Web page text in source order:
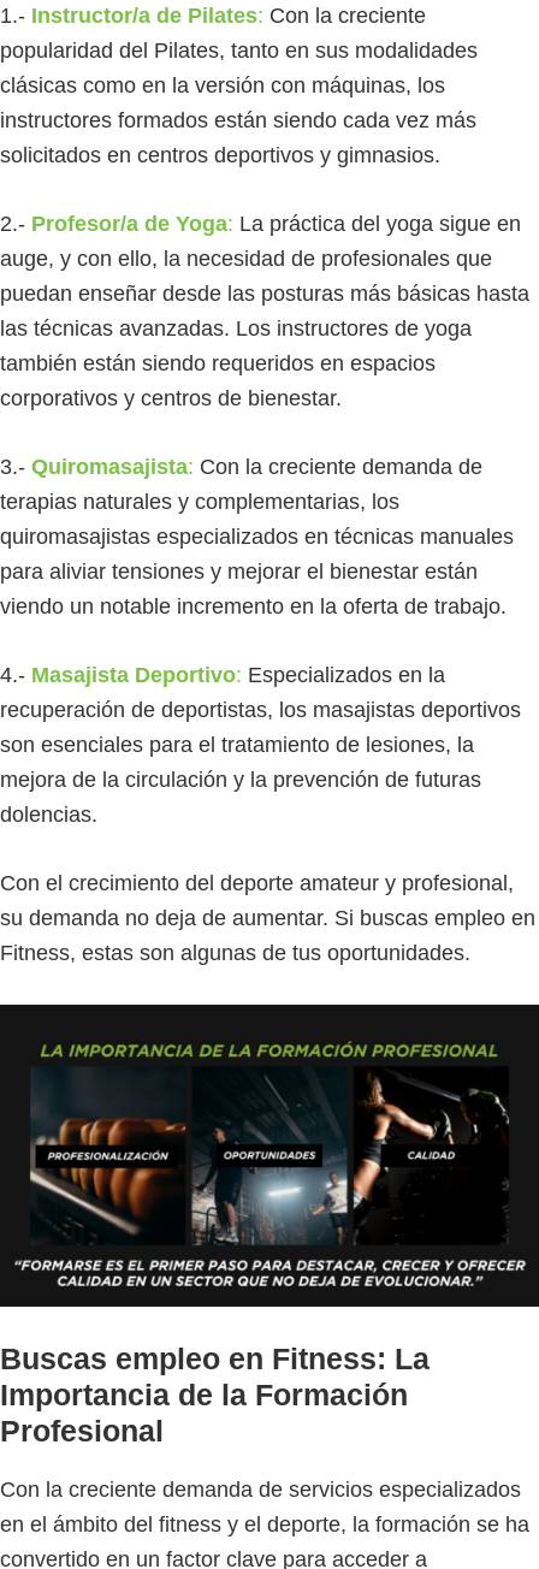
1.- Instructor/a de Pilates: Con la creciente
popularidad del Pilates, tanto en sus modalidades
clásicas como en la versión con máquinas, los
instructores formados están siendo cada vez más
solicitados en centros deportivos y gimnasios.
2.- Profesor/a de Yoga: La práctica del yoga sigue en
auge, y con ello, la necesidad de profesionales que
puedan enseñar desde las posturas más básicas hasta
las técnicas avanzadas. Los instructores de yoga
también están siendo requeridos en espacios
corporativos y centros de bienestar.
3.- Quiromasajista: Con la creciente demanda de
terapias naturales y complementarias, los
quiromasajistas especializados en técnicas manuales
para aliviar tensiones y mejorar el bienestar están
viendo un notable incremento en la oferta de trabajo.
4.- Masajista Deportivo: Especializados en la
recuperación de deportistas, los masajistas deportivos
son esenciales para el tratamiento de lesiones, la
mejora de la circulación y la prevención de futuras
dolencias.
Con el crecimiento del deporte amateur y profesional,
su demanda no deja de aumentar. Si buscas empleo en
Fitness, estas son algunas de tus oportunidades.
Buscas empleo en Fitness: La
Importancia de la Formación
Profesional
Con la creciente demanda de servicios especializados
en el ámbito del fitness y el deporte, la formación se ha
convertido en un factor clave para acceder a